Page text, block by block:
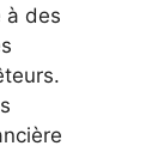
à des